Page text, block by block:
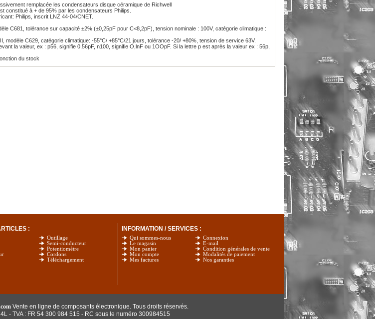
remplacée les condensateurs disque céramique de Richwell
constitué à + de 95% par les condensateurs Philips.
Philips, inscrit LNZ 44-04/CNET.
C681, tolérance sur capacité ±2% (±0,25pF pour C<8,2pF), tension nominale : 100V, catégorie climatique :
modèle C629, catégorie climatique: -55°C/ +85°C/21 jours, tolérance -20/ +80%, tension de service 63V.
la valeur, ex : p56, signifie 0,56pF, n100, signifie O,lnF ou 1OOpF. Si la lettre p est après la valeur ex : 56p,
du stock
:
Outillage
Semi-conducteur
Potentiomètre
Cordons
Téléchargement
INFORMATION / SERVICES :
Qui sommes-nous
Le magasin
Mon panier
Mon compte
Mes factures
Connexion
E-mail
Condition générales de vente
Modalités de paiement
Nos garanties
Vente en ligne de composants électronique. Tous droits réservés.
- TVA : FR 54 300 984 515 - RC sous le numéro 300984515